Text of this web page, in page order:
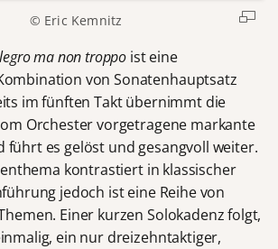
© Eric Kemnitz
ma non troppo ist eine
von Sonatenhauptsatz
im fünften Takt übernimmt die
Orchester vorgetragene markante
führt es gelöst und gesangvoll weiter.
kontrastiert in klassischer
jedoch ist eine Reihe von
Einer kurzen Solokadenz folgt,
ein nur dreizehntaktiger,